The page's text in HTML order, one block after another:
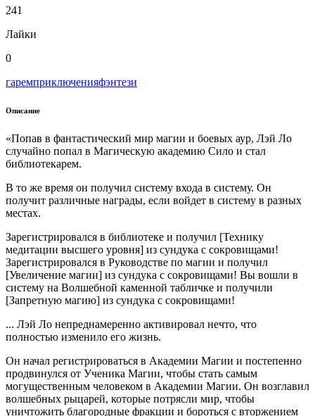
241
Лайки
0
гаремприключенияфэнтези
Описание
«Попав в фантастический мир магии и боевых аур, Лэй Ло
случайно попал в Магическую академию Сило и стал
библиотекарем.
В то же время он получил систему входа в систему. Он
получит различные награды, если войдет в систему в разных
местах.
Зарегистрировался в библиотеке и получил [Технику
медитации высшего уровня] из сундука с сокровищами!
Зарегистрировался в Руководстве по магии и получил
[Увеличение магии] из сундука с сокровищами! Вы вошли в
систему на Волшебной каменной табличке и получили
[Запретную магию] из сундука с сокровищами!
... Лэй Ло непреднамеренно активировал нечто, что
полностью изменило его жизнь.
Он начал регистрироваться в Академии Магии и постепенно
продвинулся от Ученика Магии, чтобы стать самым
могущественным человеком в Академии Магии. Он возглавил
волшебных рыцарей, которые потрясли мир, чтобы
уничтожить благородные фракции и бороться с вторжением